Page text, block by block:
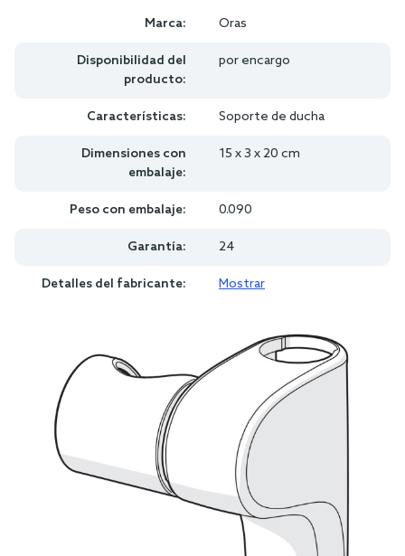
Marca: Oras
Disponibilidad del
producto:
por encargo
Características: Soporte de ducha
Dimensiones con
embalaje:
15 x 3 x 20 cm
Peso con embalaje: 0.090
Garantía: 24
Detalles del fabricante: Mostrar